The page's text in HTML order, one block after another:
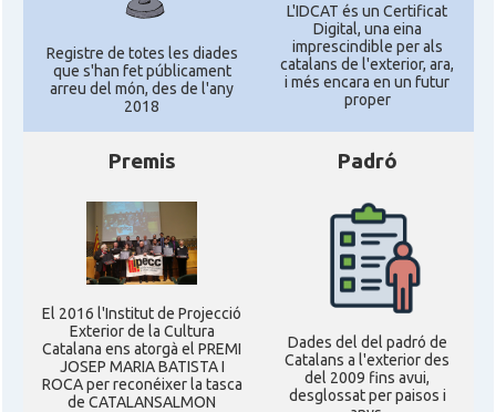
Registre de totes les diades
que s'han fet públicament
arreu del món, des de l'any
2018
L'IDCAT és un Certificat
Digital, una eina
imprescindible per als
catalans de l'exterior, ara,
i més encara en un futur
proper
Premis
El 2016 l'Institut de Projecció
Exterior de la Cultura
Catalana ens atorgà el PREMI
JOSEP MARIA BATISTA I
ROCA per reconéixer la tasca
de CATALANSALMON
Padró
Dades del del padró de
Catalans a l'exterior des
del 2009 fins avui,
desglossat per paisos i